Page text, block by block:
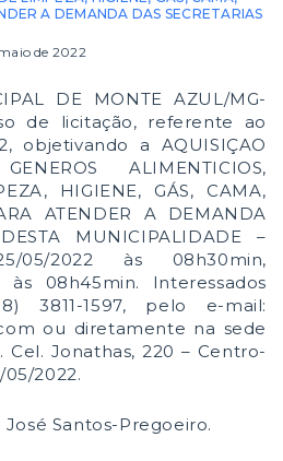
A DEMANDA DAS SECRETARIAS
de 2022
DE MONTE AZUL/MG-
de licitação, referente ao
objetivando a AQUISIÇAO
ALIMENTICIOS,
HIGIENE, GÁS, CAMA,
ATENDER A DEMANDA
MUNICIPALIDADE –
05/2022 às 08h30min,
às 08h45min. Interessados
3811-1597, pelo e-mail:
ou diretamente na sede
Cel. Jonathas, 220 – Centro-
05/2022.
Santos-Pregoeiro.